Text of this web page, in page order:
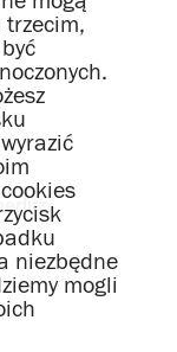
trzecim,
niezbędne
mogli